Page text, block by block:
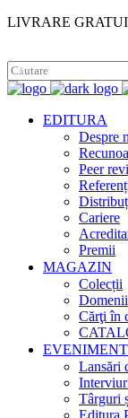
LIVRARE
EDITURA
Despre
Peer
Cariere
Premii
MAGAZIN
Colecții
Domenii
Cărţi în
Lansări
Târguri
Editura